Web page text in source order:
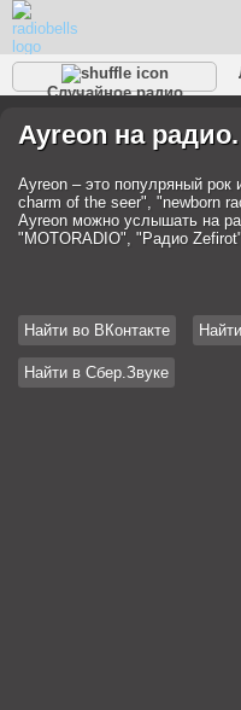
Случайное радио
Разговорное
Рэп
Ayreon на
Ayreon – это популряный рок
charm of the seer", "newborn
Ayreon можно услышать на
"MOTORADIO", "Радио
Найти во ВКонтакте
Найти в Сбер.Звуке